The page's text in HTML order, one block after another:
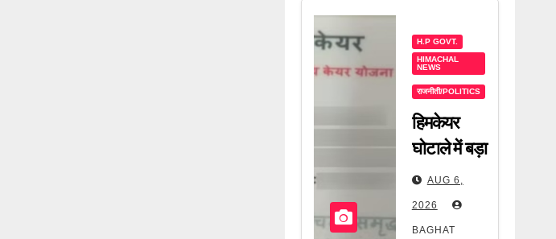
H.P GOVT.
HIMACHAL
NEWS
राजनीती/POLITICS
हिमकेयर
घोटाले में बड़ा
खुलासा! अब
पूर्व भाजपा
सरकार के दो
AUG 6,
2026
BAGHAT